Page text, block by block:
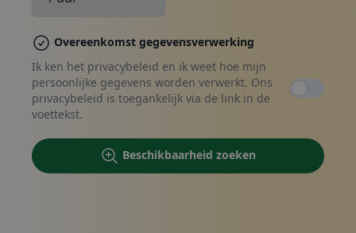
Overeenkomst gegevensverwerking
Ik ken het privacybeleid en ik weet hoe mijn
persoonlijke gegevens worden verwerkt. Ons
privacybeleid is toegankelijk via de link in de
voettekst.
Beschikbaarheid zoeken